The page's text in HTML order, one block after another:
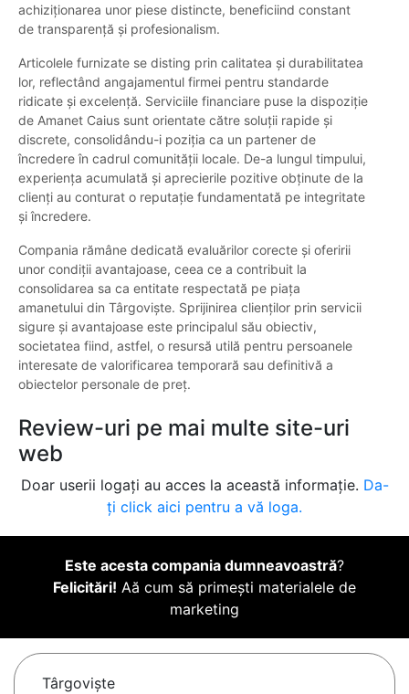
achiziționarea unor piese distincte, beneficiind constant
de transparență și profesionalism.
Articolele furnizate se disting prin calitatea și durabilitatea
lor, reflectând angajamentul firmei pentru standarde
ridicate și excelență. Serviciile financiare puse la dispoziție
de Amanet Caius sunt orientate către soluții rapide și
discrete, consolidându-i poziția ca un partener de
încredere în cadrul comunității locale. De-a lungul timpului,
experiența acumulată și aprecierile pozitive obținute de la
clienți au conturat o reputație fundamentată pe integritate
și încredere.
Compania rămâne dedicată evaluărilor corecte și oferirii
unor condiții avantajoase, ceea ce a contribuit la
consolidarea sa ca entitate respectată pe piața
amanetului din Târgoviște. Sprijinirea clienților prin servicii
sigure și avantajoase este principalul său obiectiv,
societatea fiind, astfel, o resursă utilă pentru persoanele
interesate de valorificarea temporară sau definitivă a
obiectelor personale de preț.
Review-uri pe mai multe site-uri
web
Doar userii logați au acces la această informație. Da-
ți click aici pentru a vă loga.
Este acesta compania dumneavoastră?
Felicitări! Aă cum să primești materialele de
marketing
Târgovişte